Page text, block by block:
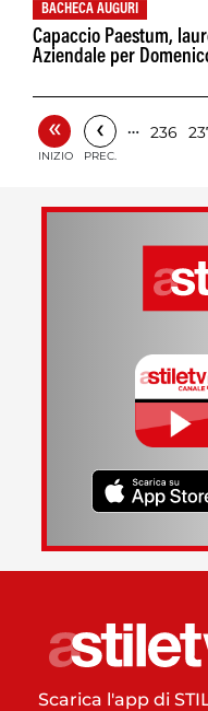
BACHECA AUGURI
Capaccio Paestum,
Aziendale per
«
INIZIO
‹
PREC.
… 236
Scarica l'app di